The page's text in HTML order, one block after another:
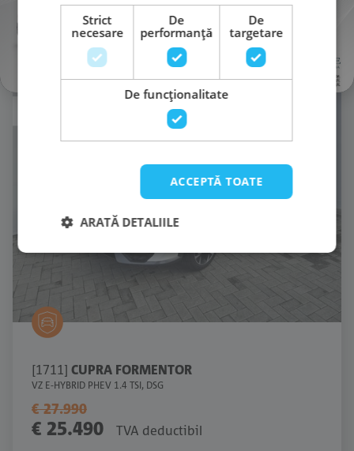
Mă interesează
[1711] CUPRA FORMENTOR
VZ E-HYBRID PHEV 1.4 TSI, DSG
€ 27.990
€ 25.490 TVA deductibil
Strict
necesare
De
performanță
De
targetare
De funcţionalitate
ACCEPTĂ TOATE
ARATĂ DETALIILE